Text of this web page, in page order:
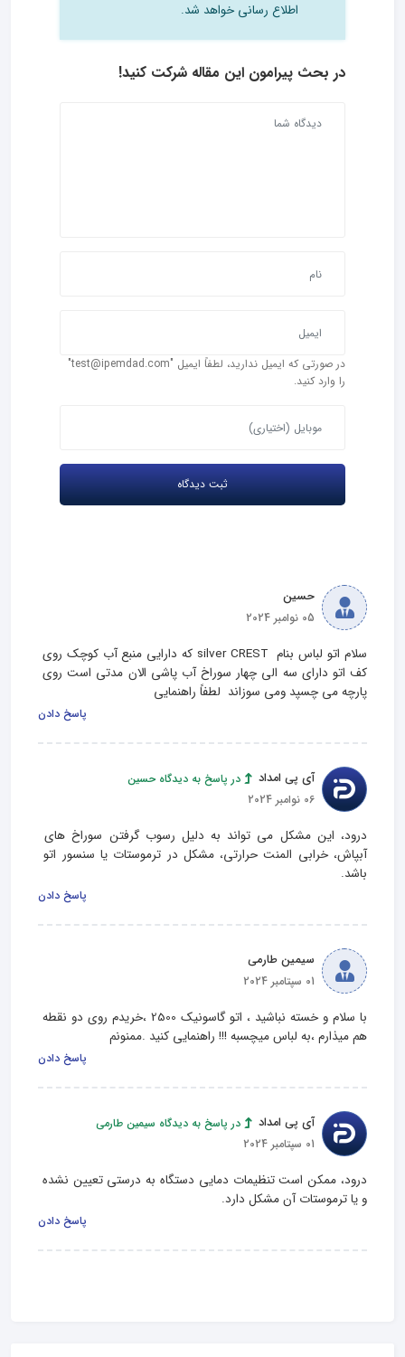
اطلاع رسانی خواهد شد.
در بحث‌ پیرامون این مقاله شرکت کنید!
در صورتی که ایمیل ندارید، لطفاً ایمیل "test@ipemdad.com"
را وارد کنید.
حسین
05 نوامبر 2024
سلام اتو لباس بنام  silver CREST که دارایی منبع آب کوچک روی
کف اتو دارای سه الی چهار سوراخ آب پاشی الان مدتی است روی
پارچه می چسپد ومی سوزاند  لطفاً راهنمایی
پاسخ دادن
آی پی امداد
در پاسخ به دیدگاه حسین
06 نوامبر 2024
درود، این مشکل می تواند به دلیل رسوب گرفتن سوراخ‌ های
آبپاش، خرابی المنت حرارتی، مشکل در ترموستات یا سنسور اتو
باشد.
پاسخ دادن
سیمین طارمی
01 سپتامبر 2024
با سلام و خسته نباشید ، اتو گاسونیک 2500 ،خریدم روی دو نقطه
هم میذارم ،به لباس میچسبه !!! راهنمایی کنید .ممنونم
پاسخ دادن
آی پی امداد
در پاسخ به دیدگاه سیمین طارمی
01 سپتامبر 2024
درود، ممکن است تنظیمات دمایی دستگاه به درستی تعیین نشده
و یا ترموستات آن مشکل دارد.
پاسخ دادن